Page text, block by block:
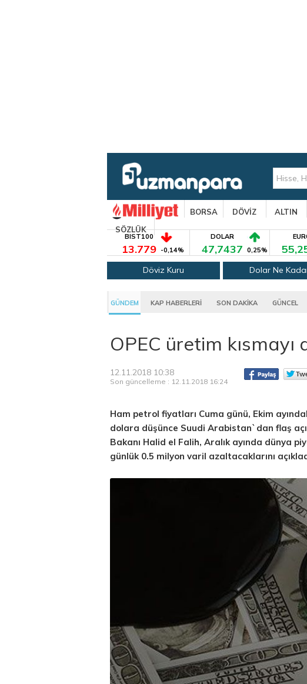
BORSA DÖVİZ ALTIN
SÖZLÜK
BIST100
13.779 -0,14%
DOLAR
47,7437 0,25%
Döviz Kuru Dolar Ne
GÜNDEM KAP HABERLERİ SON DAKİKA GÜNCEL
OPEC üretim kısmayı
12.11.2018 10:38
Son güncelleme : 12.11.2018 16:24
Ham petrol fiyatları Cuma günü, Ekim
dolara düşünce Suudi Arabistan`dan flaş
Bakanı Halid el Falih, Aralık ayında dünya
günlük 0.5 milyon varil azaltacaklarını